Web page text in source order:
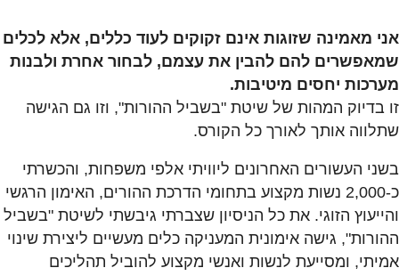
אני מאמינה שזוגות אינם זקוקים לעוד כללים, אלא לכלים
שמאפשרים להם להבין את עצמם, לבחור אחרת ולבנות
מערכות יחסים מיטיבות.
זו בדיוק המהות של שיטת "בשביל ההורות", וזו גם הגישה
שתלווה אותך לאורך כל הקורס.
בשני העשורים האחרונים ליוויתי אלפי משפחות, והכשרתי
כ-2,000 נשות מקצוע בתחומי הדרכת ההורים, האימון הרגשי
והייעוץ הזוגי. את כל הניסיון שצברתי גיבשתי לשיטת "בשביל
ההורות", גישה אימונית המעניקה כלים מעשיים ליצירת שינוי
אמיתי, ומסייעת לנשות ואנשי מקצוע להוביל תהליכים